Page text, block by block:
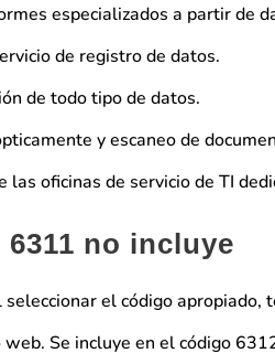
especializados a partir de
de registro de datos.
de todo tipo de datos.
y escaneo de
las oficinas de servicio de TI
no incluye
el código
Se incluye en el código